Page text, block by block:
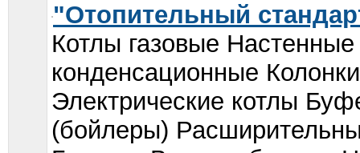
"Отопительный
Котлы газовые
конденсационные
Электрические котлы
(бойлеры)